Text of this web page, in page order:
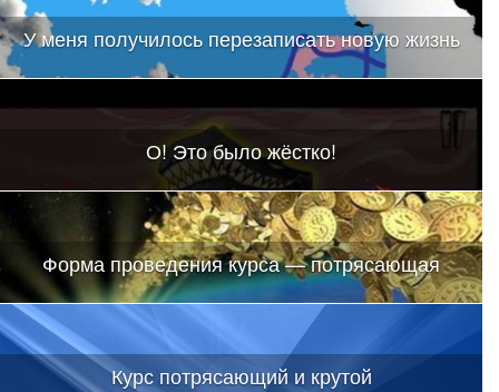
У меня получилось перезаписать новую жизнь
О! Это было жёстко!
Форма проведения курса — потрясающая
Курс потрясающий и крутой